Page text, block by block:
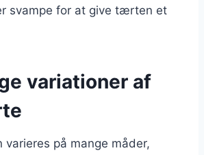
svampe for at give tærten et
variationer af
på mange måder,